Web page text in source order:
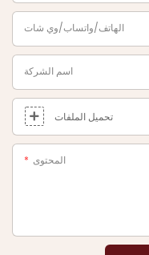
الهاتف/واتساب/وي شات
اسم الشركة
تحميل الملفات
المحتوى